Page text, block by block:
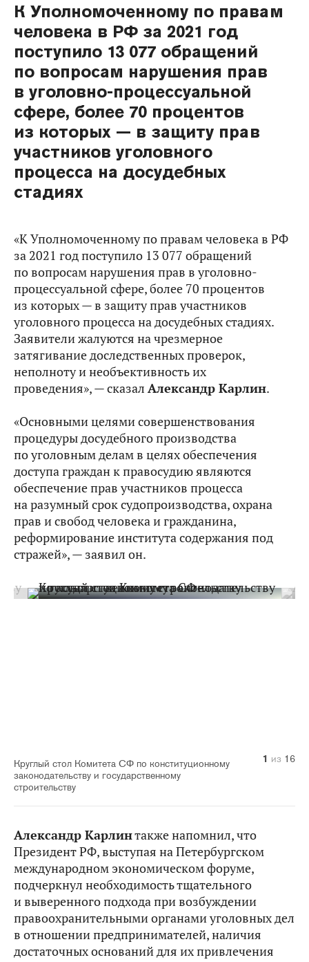
К Уполномоченному по правам
человека в РФ за 2021 год
поступило 13 077 обращений
по вопросам нарушения прав
в уголовно-процессуальной
сфере, более 70 процентов
из которых — в защиту прав
участников уголовного
процесса на досудебных
стадиях
«К Уполномоченному по правам человека в РФ
за 2021 год поступило 13 077 обращений
по вопросам нарушения прав в уголовно-
процессуальной сфере, более 70 процентов
из которых — в защиту прав участников
уголовного процесса на досудебных стадиях.
Заявители жалуются на чрезмерное
затягивание доследственных проверок,
неполноту и необъективность их
проведения», — сказал Александр Карлин.
«Основными целями совершенствования
процедуры досудебного производства
по уголовным делам в целях обеспечения
доступа граждан к правосудию являются
обеспечение прав участников процесса
на разумный срок судопроизводства, охрана
прав и свобод человека и гражданина,
реформирование института содержания под
стражей», — заявил он.
Круглый стол Комитета СФ по конституционному
законодательству и государственному
строительству
1 из 16
2 из 16
3 из 16
4 из 16
5 из 16
6 из 16
7 из 16
8 из 16
9 из 16
10 из 16
11 из 16
12 из 16
13 из 16
14 из 16
15 из 16
16 из 16
Александр Карлинтакже напомнил, что
Президент РФ, выступая на Петербургском
международном экономическом форуме,
подчеркнул необходимость тщательного
и выверенного подхода при возбуждении
правоохранительными органами уголовных дел
в отношении предпринимателей, наличия
достаточных оснований для их привлечения